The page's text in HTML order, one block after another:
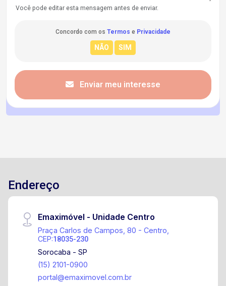
Você pode editar esta mensagem antes de enviar.
Concordo com os Termos e Privacidade
Enviar meu interesse
Endereço
Emaximóvel - Unidade Centro
Praça Carlos de Campos, 80 - Centro,
CEP:18035-230
Sorocaba - SP
(15) 2101-0900
portal@emaximovel.com.br